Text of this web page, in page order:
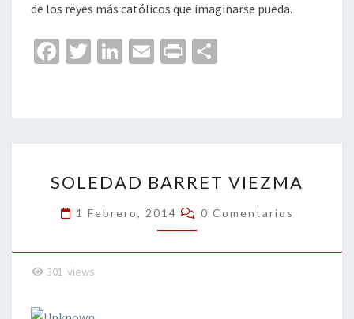
de los reyes más católicos que imaginarse pueda.
Fa
o
o
k
T
er
Li
dI
n
E
l
Pr
p
ar
tir
BARRET
VIEZMA
SOLEDAD BARRET VIEZMA
1 Febrero, 2014 Comentarios
0 Comentarios
301 views